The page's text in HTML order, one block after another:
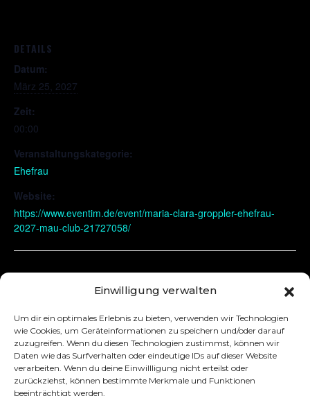
Einwilligung verwalten
Um dir ein optimales Erlebnis zu bieten, verwenden wir Technologien
wie Cookies, um Geräteinformationen zu speichern und/oder darauf
zuzugreifen. Wenn du diesen Technologien zustimmst, können wir
Daten wie das Surfverhalten oder eindeutige IDs auf dieser Website
verarbeiten. Wenn du deine Einwillligung nicht erteilst oder
zurückziehst, können bestimmte Merkmale und Funktionen
beeinträchtigt werden.
DETAILS
Datum:
März 25, 2027
Zeit:
00:00
Veranstaltungskategorie:
Ehefrau
Website:
https://www.eventim.de/event/maria-clara-groppler-ehefrau-
2027-mau-club-21727058/